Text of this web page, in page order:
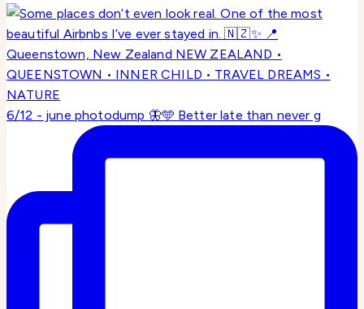
6/12 - june photodump 🦋🩵 Better late than never g